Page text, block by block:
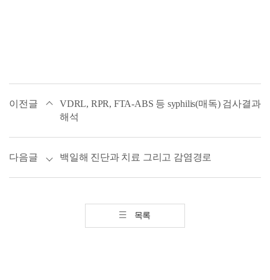
이전글
VDRL, RPR, FTA-ABS 등 syphilis(매독) 검사결과
해석
다음글 백일해 진단과 치료 그리고 감염경로
목록